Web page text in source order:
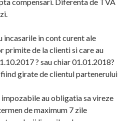
incasarile in cont curent ale
de la clienti si care au
? sau chiar 01.01.2018?
girate de clientul partenerului
impozabile au obligatia sa vireze
de maximum 7 zile